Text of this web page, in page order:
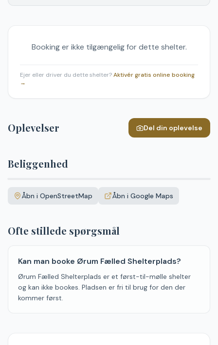
Booking er ikke tilgængelig for dette shelter.
Ejer eller driver du dette shelter?Aktivér gratis online booking
→
Oplevelser Del din oplevelse
Beliggenhed
+Åbn i OpenStreetMap Åbn i Google Maps
Ofte stillede spørgsmål
Kan man booke Ørum Fælled Shelterplads?
Ørum Fælled Shelterplads er et først-til-mølle shelter
og kan ikke bookes. Pladsen er fri til brug for den der
kommer først.